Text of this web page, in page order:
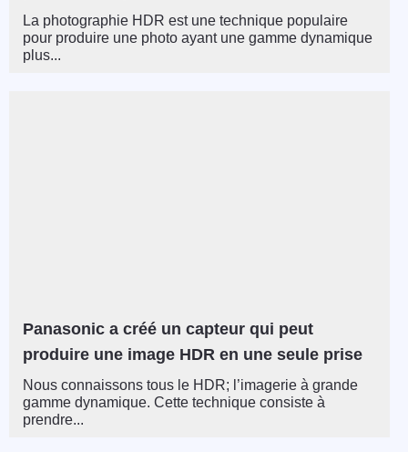
La photographie HDR est une technique populaire
pour produire une photo ayant une gamme dynamique
plus...
Panasonic a créé un capteur qui peut
produire une image HDR en une seule prise
Nous connaissons tous le HDR; l’imagerie à grande
gamme dynamique. Cette technique consiste à
prendre...